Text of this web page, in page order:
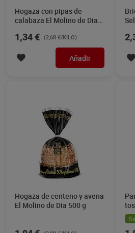
Hogaza con pipas de
calabaza El Molino de Dia
1,34 € (2,68 €/KILO)
Añadir
Hogaza de centeno y avena
El Molino de Dia 500 g